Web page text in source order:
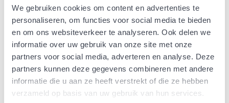
We gebruiken cookies om content en advertenties te
personaliseren, om functies voor social media te bieden
en om ons websiteverkeer te analyseren. Ook delen we
informatie over uw gebruik van onze site met onze
partners voor social media, adverteren en analyse. Deze
partners kunnen deze gegevens combineren met andere
informatie die u aan ze heeft verstrekt of die ze hebben
verzameld op basis van uw gebruik van hun services.
Speciaalmengsel rond ven
Natuurbegraafplaats De
Utrecht
In een zakje zitten genoeg zaden om
tientallen planten op te kweken.
incl. btw